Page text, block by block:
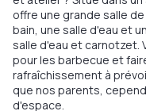
offre une grande salle
bain, une salle d'eau et
salle d'eau et carnotzet.
pour les barbecue et
rafraîchissement à
que nos parents,
d'espace.